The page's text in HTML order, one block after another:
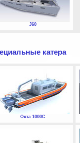
J60
катера
Охта 1000С